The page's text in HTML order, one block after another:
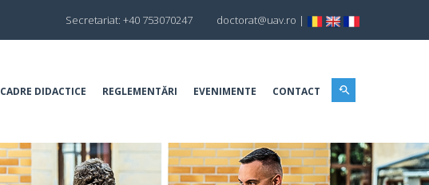
Secretariat: +40 753070247 doctorat@uav.ro |
CADRE DIDACTICE REGLEMENTĂRI EVENIMENTE CONTACT